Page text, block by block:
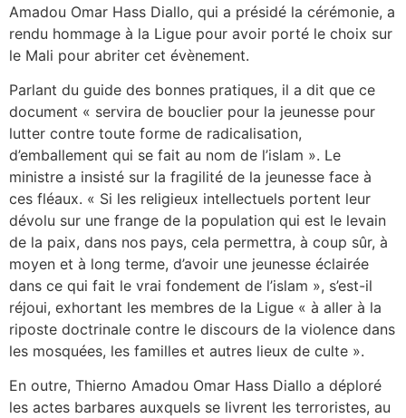
Amadou Omar Hass Diallo, qui a présidé la cérémonie, a
rendu hommage à la Ligue pour avoir porté le choix sur
le Mali pour abriter cet évènement.
Parlant du guide des bonnes pratiques, il a dit que ce
document « servira de bouclier pour la jeunesse pour
lutter contre toute forme de radicalisation,
d’emballement qui se fait au nom de l’islam ». Le
ministre a insisté sur la fragilité de la jeunesse face à
ces fléaux. « Si les religieux intellectuels portent leur
dévolu sur une frange de la population qui est le levain
de la paix, dans nos pays, cela permettra, à coup sûr, à
moyen et à long terme, d’avoir une jeunesse éclairée
dans ce qui fait le vrai fondement de l’islam », s’est-il
réjoui, exhortant les membres de la Ligue « à aller à la
riposte doctrinale contre le discours de la violence dans
les mosquées, les familles et autres lieux de culte ».
En outre, Thierno Amadou Omar Hass Diallo a déploré
les actes barbares auxquels se livrent les terroristes, au